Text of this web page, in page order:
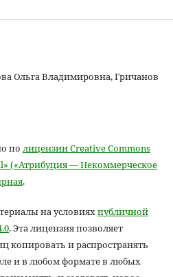
Ольга Владимировна, Гричанов
по лицензии Creative Commons
(«Атрибуция — Некоммерческое
.
на условияхпубличной
. Эта лицензия позволяет
копировать и распространять
и в любом формате в любых